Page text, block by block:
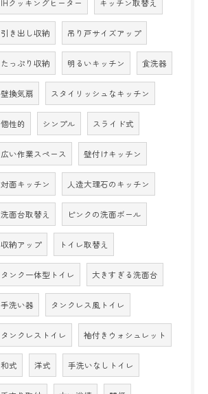
IHクッキングヒーター キッチン取替え
引き出し収納 吊り戸サイズアップ
たっぷり収納 明るいキッチン 食洗器
壁換気扇 スタイリッシュなキッチン
個性的 シンプル スライド式
広い作業スペース 壁付けキッチン
対面キッチン 人造大理石のキッチン
洗面台取替え ピンクの洗面ボール
収納アップ トイレ取替え
タンク一体型トイレ 大きすぎる洗面台
手洗い器 タンクレス風トイレ
タンクレストイレ 袖付きウォシュレット
和式 洋式 手洗いなしトイレ